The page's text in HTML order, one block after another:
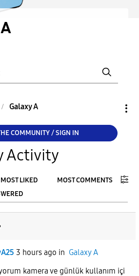
Galaxy A
COMMUNITY / SIGN IN
Activity
MOST LIKED
MOST COMMENTS
3 hours ago in Galaxy A
kamera ve günlük kullanım içi